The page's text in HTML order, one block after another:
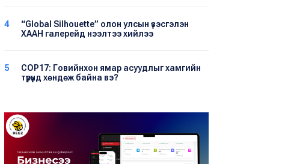
4
“Global Silhouette” олон улсын үзэсгэлэн
ХААН галерейд нээлтээ хийлээ
5
COP17: Говийнхон ямар асуудлыг хамгийн
түрүүнд хөндөж байна вэ?